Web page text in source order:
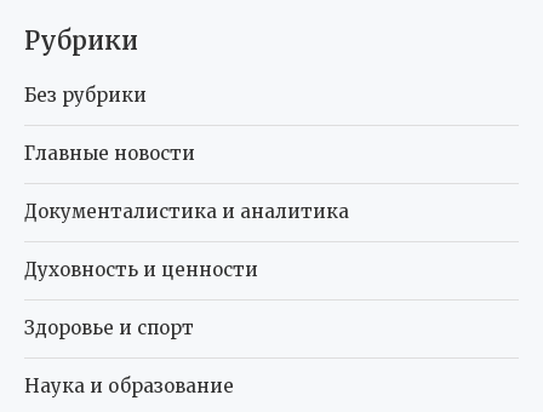
Рубрики
Без рубрики
Главные новости
Документалистика и аналитика
Духовность и ценности
Здоровье и спорт
Наука и образование